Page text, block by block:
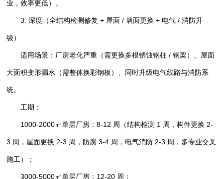
业，效率更低）。
3. 深度（全结构检测修复 + 屋面 / 墙面更换 + 电气 / 消防升
级）
适用场景：厂房老化严重（需更换多根锈蚀钢柱 / 钢梁）、屋面
大面积变形漏水（需整体换彩钢板）、同时升级电气线路与消防系
统。
工期：
1000-2000㎡单层厂房：8-12 周（结构检测 1 周，构件更换 2-
3 周，屋面更换 2-3 周，防腐 3-4 周，电气消防 2-3 周，多专业交叉
施工）；
3000-5000㎡单层厂房：12-20 周；